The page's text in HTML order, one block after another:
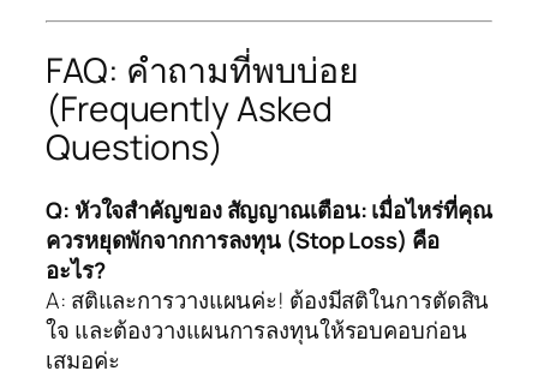
FAQ: คำถามที่พบบ่อย
(Frequently Asked
Questions)
Q: หัวใจสำคัญของ สัญญาณเตือน: เมื่อไหร่ที่คุณ
ควรหยุดพักจากการลงทุน (Stop Loss) คือ
อะไร?
A: สติและการวางแผนค่ะ! ต้องมีสติในการตัดสิน
ใจ และต้องวางแผนการลงทุนให้รอบคอบก่อน
เสมอค่ะ